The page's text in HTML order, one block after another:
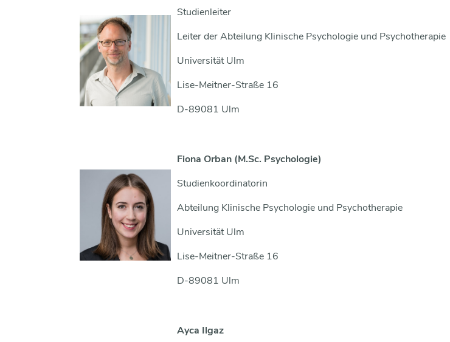
Studienleiter
Leiter der Abteilung Klinische Psychologie und Psychotherapie
Universität Ulm
Lise-Meitner-Straße 16
D-89081 Ulm
Fiona Orban (M.Sc. Psychologie)
Studienkoordinatorin
Abteilung Klinische Psychologie und Psychotherapie
Universität Ulm
Lise-Meitner-Straße 16
D-89081 Ulm
Ayca Ilgaz